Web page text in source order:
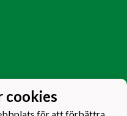
cookies